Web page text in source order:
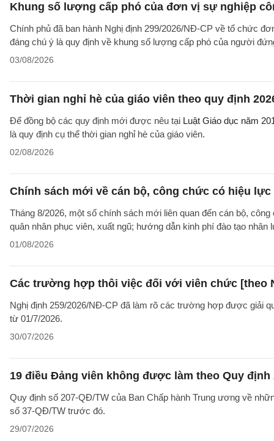
Khung số lượng cấp phó của đơn vị sự nghiệp
Chính phủ đã ban hành Nghị định 299/2026/NĐ-CP về tổ chức
đáng chú ý là quy định về khung số lượng cấp phó của người
03/08/2026
Thời gian nghỉ hè của giáo viên theo quy định
Để đồng bộ các quy định mới được nêu tại Luật Giáo dục năm
là quy định cụ thể thời gian nghỉ hè của giáo viên.
02/08/2026
Chính sách mới về cán bộ, công chức có hiệu lực
Tháng 8/2026, một số chính sách mới liên quan đến cán bộ,
quân nhân phục viên, xuất ngũ; hướng dẫn kinh phí đào tạo
01/08/2026
Các trường hợp thôi việc đối với viên chức [theo
Nghị định 259/2026/NĐ-CP đã làm rõ các trường hợp được giải
từ 01/7/2026.
30/07/2026
19 điều Đảng viên không được làm theo Quy định
Quy định số 207-QĐ/TW của Ban Chấp hành Trung ương về
số 37-QĐ/TW trước đó.
29/07/2026